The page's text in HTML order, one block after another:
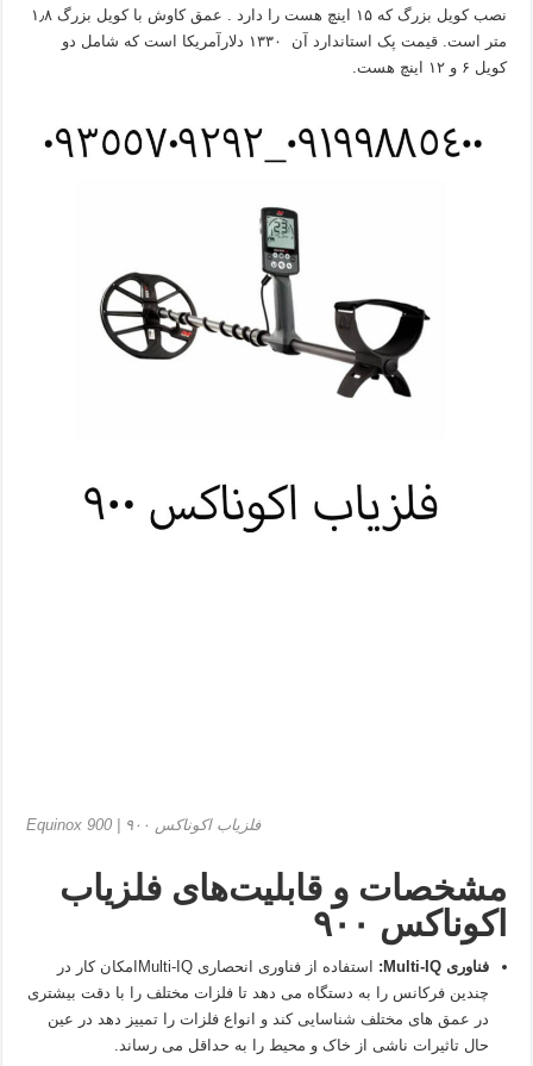
نصب کویل بزرگ که ۱۵ اینچ هست را دارد . عمق کاوش با کویل بزرگ ۱٫۸
متر است. قیمت پک استاندارد آن ۱۳۳۰ دلارآمریکا است که شامل دو
کویل ۶ و ۱۲ اینچ هست.
فلزیاب اکوناکس ۹۰۰ | Equinox 900
مشخصات و قابلیت‌های فلزیاب
اکوناکس ۹۰۰
فناوری Multi-IQ
:
استفاده از فناوری انحصاری Multi-IQامکان کار در
چندین فرکانس را به دستگاه می دهد تا فلزات مختلف را با دقت بیشتری
در عمق های مختلف شناسایی کند و انواع فلزات را تمییز دهد در عین
حال تاثیرات ناشی از خاک و محیط را به حداقل می رساند.